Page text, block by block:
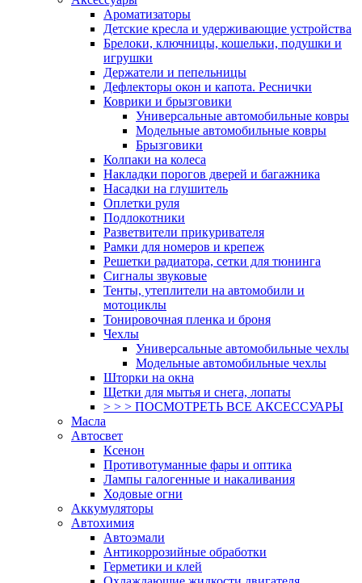
Ароматизаторы
Детские кресла и удерживающие устройства
Брелоки, ключницы, кошельки, подушки и
игрушки
Держатели и пепельницы
Дефлекторы окон и капота. Реснички
Коврики и брызговики
Универсальные автомобильные ковры
Модельные автомобильные ковры
Брызговики
Колпаки на колеса
Накладки порогов дверей и багажника
Насадки на глушитель
Оплетки руля
Подлокотники
Разветвители прикуривателя
Рамки для номеров и крепеж
Решетки радиатора, сетки для тюнинга
Сигналы звуковые
Тенты, утеплители на автомобили и
мотоциклы
Тонировочная пленка и броня
Чехлы
Универсальные автомобильные чехлы
Модельные автомобильные чехлы
Шторки на окна
Щетки для мытья и снега, лопаты
> > > ПОСМОТРЕТЬ ВСЕ АКСЕССУАРЫ
Масла
Автосвет
Ксенон
Противотуманные фары и оптика
Лампы галогенные и накаливания
Ходовые огни
Аккумуляторы
Автохимия
Автоэмали
Антикоррозийные обработки
Герметики и клей